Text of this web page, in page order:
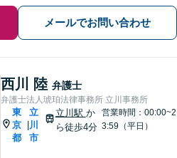
メールでお問い合わせ
西川 陸 弁護士
弁護士法人琥珀法律事務所 立川事務所
東
京
都
立
川
市
立川駅 か
ら徒歩4分
営業時間：00:00~2
3:59（平日）